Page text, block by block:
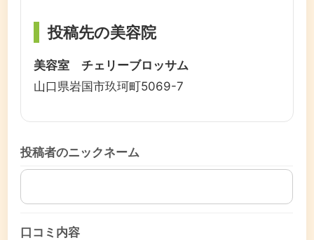
投稿先の美容院
美容室 チェリーブロッサム
山口県岩国市玖珂町5069-7
投稿者のニックネーム
口コミ内容